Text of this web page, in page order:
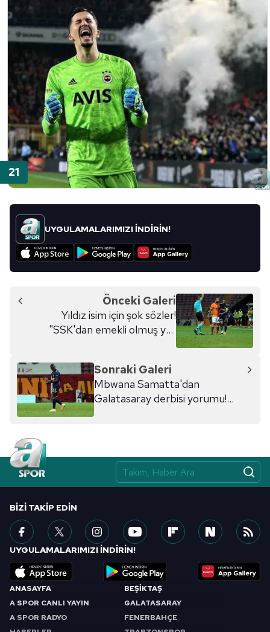
UYGULAMALARIMIZI İNDİRİN!
Önceki Galeri
Yıldız isim için şok sözler!
"SSK'dan emekli olmuş yaş
Sonraki Galeri
Mbwana Samatta'dan
Galatasaray derbisi yorumu!
ANASAYFA
A SPOR CANLI YAYIN
A SPOR RADYO
BEŞİKTAŞ
GALATASARAY
FENERBAHÇE
BIZI TAKIP EDIN
UYGULAMALARIMIZI İNDİRİN!